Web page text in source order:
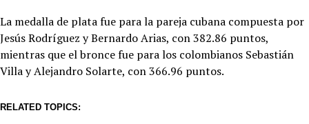
La medalla de plata fue para la pareja cubana compuesta por
Jesús Rodríguez y Bernardo Arias, con 382.86 puntos,
mientras que el bronce fue para los colombianos Sebastián
Villa y Alejandro Solarte, con 366.96 puntos.
RELATED TOPICS: